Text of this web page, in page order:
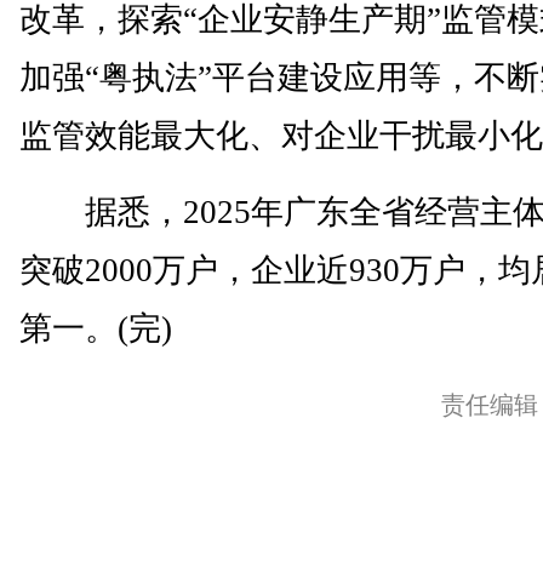
改革，探索“企业安静生产期”监管
加强“粤执法”平台建设应用等，不
监管效能最大化、对企业干扰最小
据悉，2025年广东全省经营主
突破2000万户，企业近930万户，均
第一。(完)
责任编